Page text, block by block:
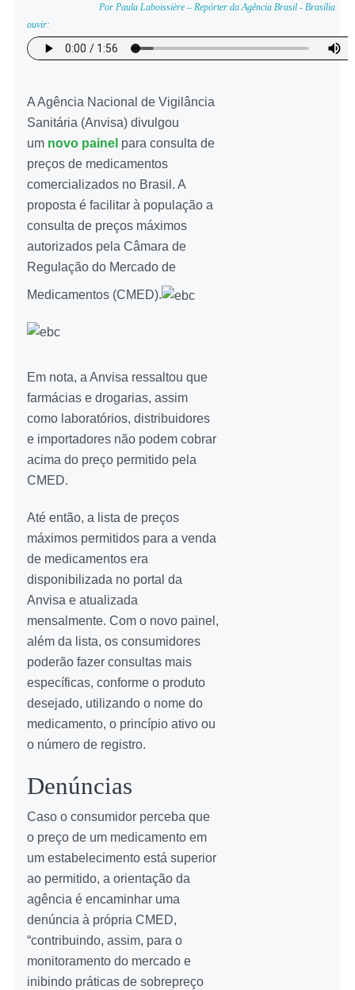
Por Paula Laboissière – Repórter da Agência Brasil - Brasília
ouvir:
A Agência Nacional de Vigilância
Sanitária (Anvisa) divulgou
um novo painel para consulta de
preços de medicamentos
comercializados no Brasil. A
proposta é facilitar à população a
consulta de preços máximos
autorizados pela Câmara de
Regulação do Mercado de
Medicamentos (CMED).
Em nota, a Anvisa ressaltou que
farmácias e drogarias, assim
como laboratórios, distribuidores
e importadores não podem cobrar
acima do preço permitido pela
CMED.
Até então, a lista de preços
máximos permitidos para a venda
de medicamentos era
disponibilizada no portal da
Anvisa e atualizada
mensalmente. Com o novo painel,
além da lista, os consumidores
poderão fazer consultas mais
específicas, conforme o produto
desejado, utilizando o nome do
medicamento, o princípio ativo ou
o número de registro.
Denúncias
Caso o consumidor perceba que
o preço de um medicamento em
um estabelecimento está superior
ao permitido, a orientação da
agência é encaminhar uma
denúncia à própria CMED,
“contribuindo, assim, para o
monitoramento do mercado e
inibindo práticas de sobrepreço